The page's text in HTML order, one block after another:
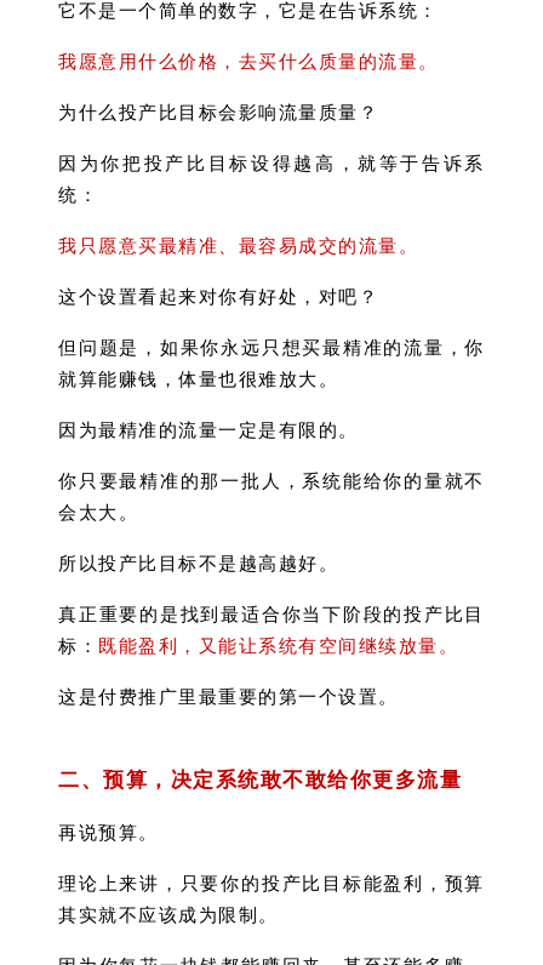
它不是一个简单的数字，它是在告诉系统：
我愿意用什么价格，去买什么质量的流量。
为什么投产比目标会影响流量质量？
因为你把投产比目标设得越高，就等于告诉系
统：
我只愿意买最精准、最容易成交的流量。
这个设置看起来对你有好处，对吧？
但问题是，如果你永远只想买最精准的流量，你
就算能赚钱，体量也很难放大。
因为最精准的流量一定是有限的。
你只要最精准的那一批人，系统能给你的量就不
会太大。
所以投产比目标不是越高越好。
真正重要的是找到最适合你当下阶段的投产比目
标： 既能盈利，又能让系统有空间继续放量。
这是付费推广里最重要的第一个设置。
二、预算，决定系统敢不敢给你更多流量
再说预算。
理论上来讲，只要你的投产比目标能盈利，预算
其实就不应该成为限制。